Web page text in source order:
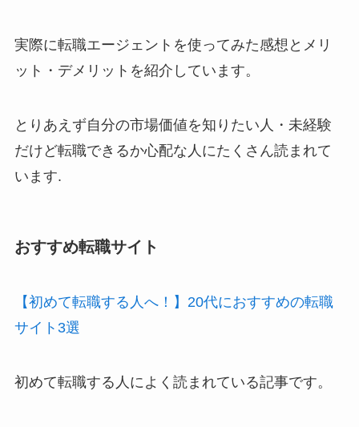
実際に転職エージェントを使ってみた感想とメリ
ット・デメリットを紹介しています。
とりあえず自分の市場価値を知りたい人・未経験
だけど転職できるか心配な人にたくさん読まれて
います.
おすすめ転職サイト
【初めて転職する人へ！】20代におすすめの転職
サイト3選
初めて転職する人によく読まれている記事です。